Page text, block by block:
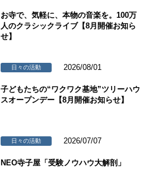
お寺で、気軽に、本物の音楽を。100万
人のクラシックライブ【8月開催お知ら
せ】
日々の活動 2026/08/01
子どもたちの“ワクワク基地”ツリーハウ
スオープンデー【8月開催お知らせ】
日々の活動 2026/07/07
NEO寺子屋「受験ノウハウ大解剖」